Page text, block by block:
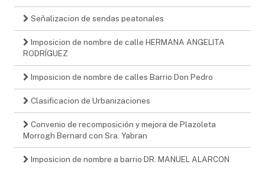
Señalizacion de sendas peatonales
Imposicion de nombre de calle HERMANA ANGELITA
RODRÍGUEZ
Imposicion de nombre de calles Barrio Don Pedro
Clasificacion de Urbanizaciones
Convenio de recomposición y mejora de Plazoleta
Morrogh Bernard con Sra. Yabran
Imposicion de nombre a barrio DR. MANUEL ALARCON